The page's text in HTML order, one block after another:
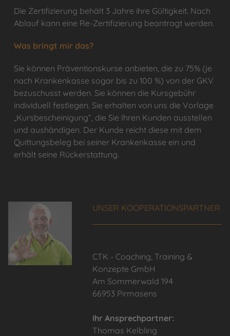
Die Zertifizierung behält 3 Jahre ihre Gültigkeit. Nach
Ablauf kann eine Re-Zertifizierung beantragt werden.
Was bringt mir das?
Sie können Präventionskurse anbieten, die zu 75% (je
nach Krankenkasse sogar bis zu 100 %) von der GKV
bezuschusst werden. Sie können die Kursgebühr
individuell festlegen. Sie erhalten von uns die Vorlage
„Kursbescheinigung“, die Sie Ihren Kunden ausstellen
und aushändigen. Der Kunde reicht diese mit dem
Quittungsbeleg bei seiner Krankenkasse ein und
erhält seine Rückerstattung.
UNSER KOOPERATIONSPARTNER
CTK - Coaching, Training &
Konzepte GmbH
Am Sommerwald 194
66953 Pirmasens
Ihr Ansprechpartner:
Thomas Kelbling